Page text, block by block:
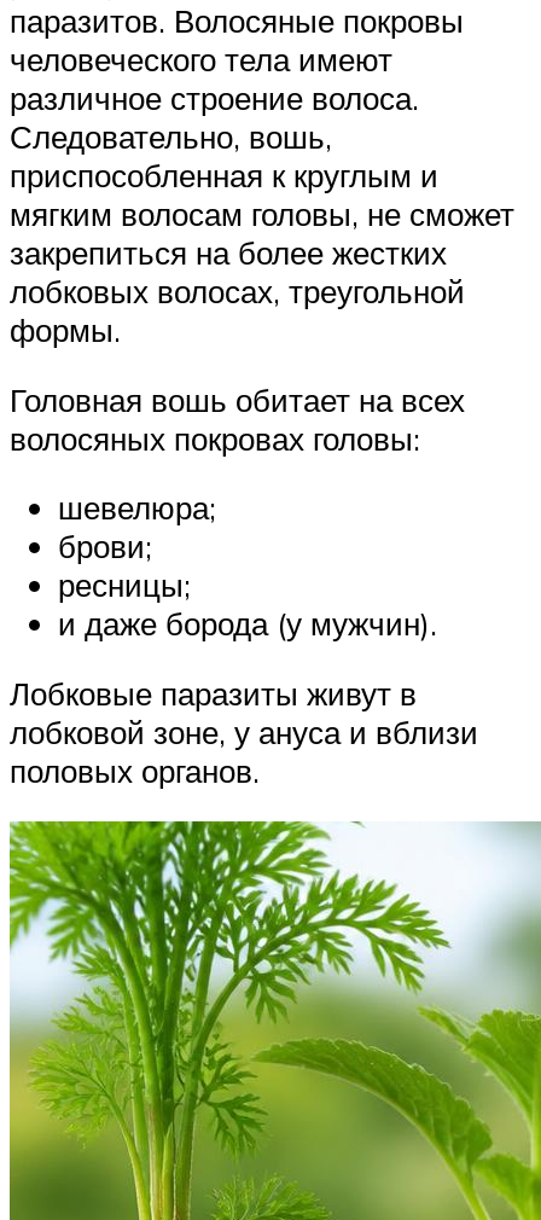
паразитов. Волосяные покровы
человеческого тела имеют
различное строение волоса.
Следовательно, вошь,
приспособленная к круглым и
мягким волосам головы, не сможет
закрепиться на более жестких
лобковых волосах, треугольной
формы.
Головная вошь обитает на всех
волосяных покровах головы:
шевелюра;
брови;
ресницы;
и даже борода (у мужчин).
Лобковые паразиты живут в
лобковой зоне, у ануса и вблизи
половых органов.